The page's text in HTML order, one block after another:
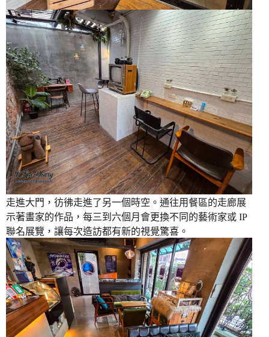
走進大門，彷彿走進了另一個時空。通往用餐區的走廊展
示著畫家的作品，每三到六個月會更換不同的藝術家或 IP
聯名展覽，讓每次造訪都有新的視覺驚喜。